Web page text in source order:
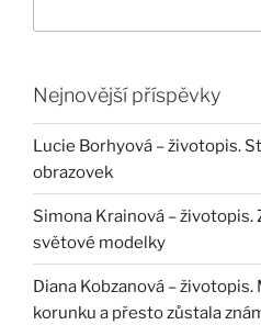
Nejnovější příspěvky
Lucie Borhyová – životopis.
obrazovek
Simona Krainová – životopis.
světové modelky
Diana Kobzanová –
korunku a přesto zůstala